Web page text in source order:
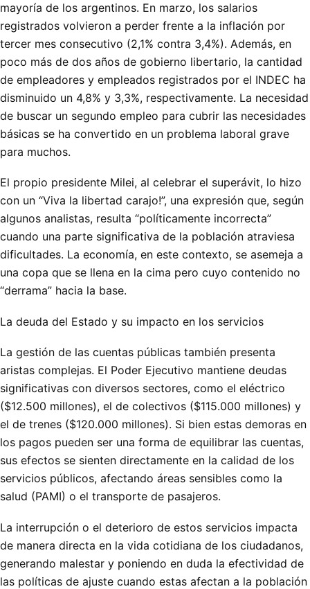
mayoría de los argentinos. En marzo, los salarios
registrados volvieron a perder frente a la inflación por
tercer mes consecutivo (2,1% contra 3,4%). Además, en
poco más de dos años de gobierno libertario, la cantidad
de empleadores y empleados registrados por el INDEC ha
disminuido un 4,8% y 3,3%, respectivamente. La necesidad
de buscar un segundo empleo para cubrir las necesidades
básicas se ha convertido en un problema laboral grave
para muchos.
El propio presidente Milei, al celebrar el superávit, lo hizo
con un “Viva la libertad carajo!”, una expresión que, según
algunos analistas, resulta “políticamente incorrecta”
cuando una parte significativa de la población atraviesa
dificultades. La economía, en este contexto, se asemeja a
una copa que se llena en la cima pero cuyo contenido no
“derrama” hacia la base.
La deuda del Estado y su impacto en los servicios
La gestión de las cuentas públicas también presenta
aristas complejas. El Poder Ejecutivo mantiene deudas
significativas con diversos sectores, como el eléctrico
($12.500 millones), el de colectivos ($115.000 millones) y
el de trenes ($120.000 millones). Si bien estas demoras en
los pagos pueden ser una forma de equilibrar las cuentas,
sus efectos se sienten directamente en la calidad de los
servicios públicos, afectando áreas sensibles como la
salud (PAMI) o el transporte de pasajeros.
La interrupción o el deterioro de estos servicios impacta
de manera directa en la vida cotidiana de los ciudadanos,
generando malestar y poniendo en duda la efectividad de
las políticas de ajuste cuando estas afectan a la población